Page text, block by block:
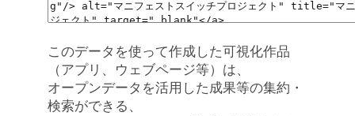
このデータを使って作成した可視化作品
（アプリ、ウェブページ等）は、
オープンデータを活用した成果等の集約・
検索ができる、